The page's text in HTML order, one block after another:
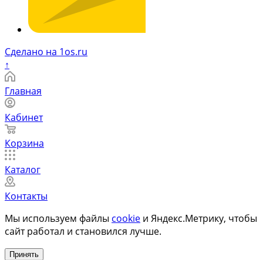
Сделано на 1os.ru
↑
Главная
Кабинет
Корзина
Каталог
Контакты
Мы используем файлы cookie и Яндекс.Метрику, чтобы
сайт работал и становился лучше.
Принять